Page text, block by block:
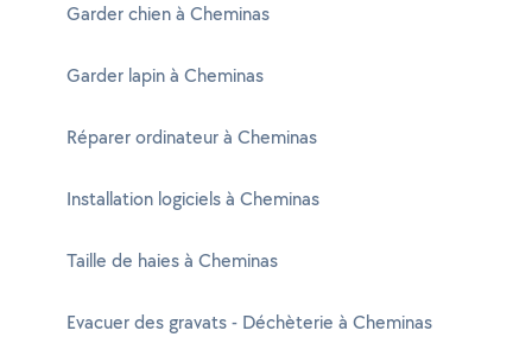
Garder chien à Cheminas
Garder lapin à Cheminas
Réparer ordinateur à Cheminas
Installation logiciels à Cheminas
Taille de haies à Cheminas
Evacuer des gravats - Déchèterie à Cheminas